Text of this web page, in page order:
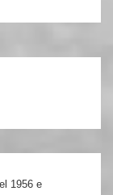
1956 e